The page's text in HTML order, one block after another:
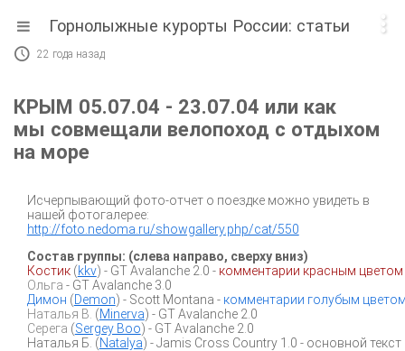

Горнолыжные курорты России: статьи
 22 года назад
КРЫМ 05.07.04 - 23.07.04 или как
мы совмещали велопоход с отдыхом
на море
Исчерпывающий фото-отчет о поездке можно увидеть в
нашей фотогалерее:
http://foto.nedoma.ru/showgallery.php/cat/550
Состав группы: (слева направо, сверху вниз)
Костик(kkv) - GT Avalanche 2.0 - комментарии красным цветом
Ольга - GT Avalanche 3.0
Димон (Demon) - Scott Montana - комментарии голубым
Наталья В. (Minerva) - GT Avalanche 2.0
Серега (Sergey Boo) - GT Avalanche 2.0
Наталья Б. (Natalya) - Jamis Cross Country 1.0 - основной текст